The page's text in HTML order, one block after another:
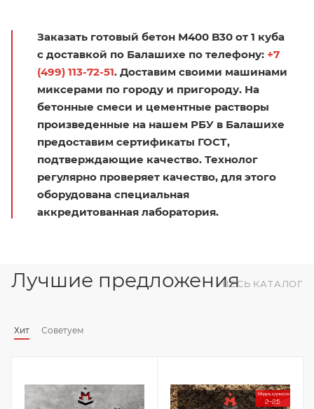
Заказать готовый бетон М400 B30 от 1 куба
с доставкой по Балашихе по телефону: +7
(499) 113-72-51. Доставим своими машинами
миксерами по городу и пригороду. На
бетонные смеси и цементные растворы
произведенные на нашем РБУ в Балашихе
предоставим сертификаты ГОСТ,
подтверждающие качество. Технолог
регулярно проверяет качество, для этого
оборудована специальная
аккредитованная лаборатория.
Лучшие предложения
Хит Советуем
ВЕСЬ КАТАЛОГ